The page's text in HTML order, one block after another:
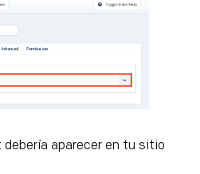
debería aparecer en tu sitio